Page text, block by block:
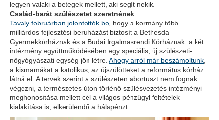
legyen valaki a betegek mellett, aki segít nekik.
Család-barát szülészetet szeretnének
Tavaly februárban jelentették be, hogy a kormány több
milliárdos fejlesztési beruházást biztosít a Bethesda
Gyermekkórháznak és a Budai Irgalmasrendi Kórháznak: a két
intézmény együttműködésében egy speciális, új szülészeti-
nőgyógyászati egység jön létre. Ahogy arról már beszámoltunk,
a kismamákat a katolikus, az újszülötteket a református kórház
látná el. A tervek szerint a szülészeten abortuszt nem fognak
végezni, a természetes úton történő szülésvezetés intézményi
meghonosítása mellett cél a világos pénzügyi feltételek
kialakítása is, elkerülendő a hálapénzt.